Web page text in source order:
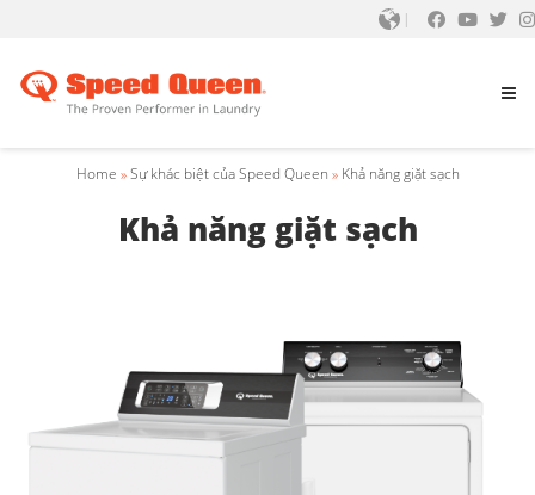
Home »Sự khác biệt của Speed Queen » Khả năng giặt sạch
Khả năng giặt sạch